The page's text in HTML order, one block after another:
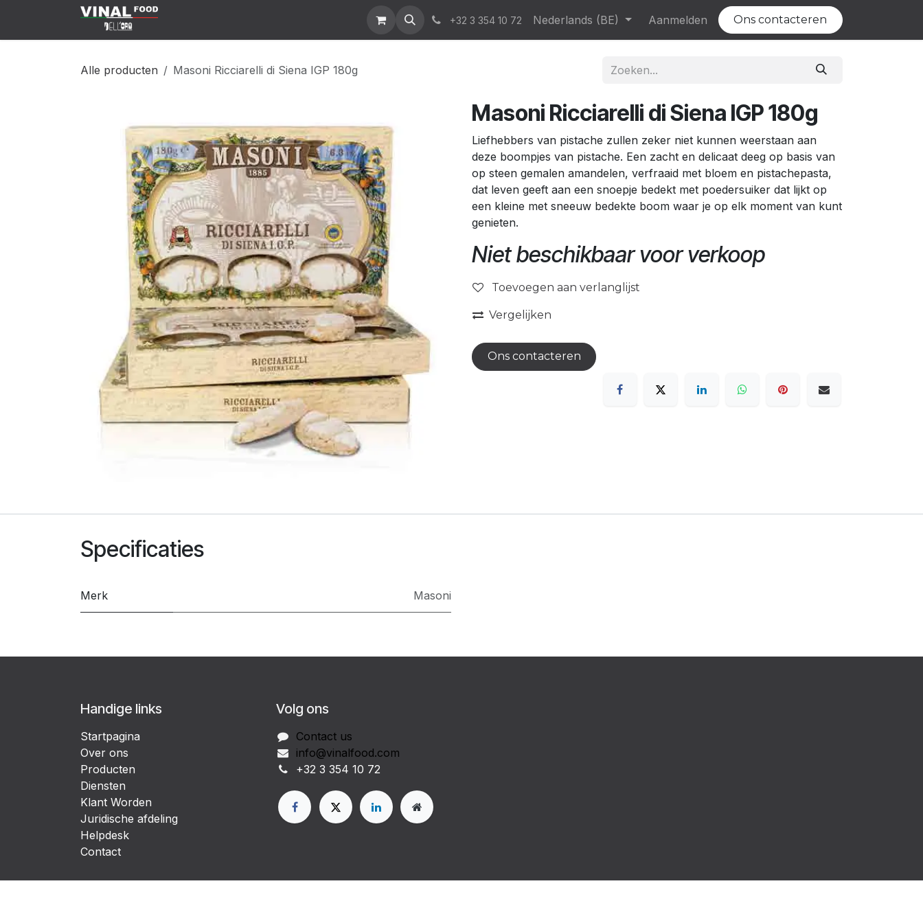
Overslaan naar inhoud
News & Events Who We Are Contact Help Evenementen Vacatures
+32 3 354 10 72 Nederlands (BE) Aanmelden Ons contacteren
Alle producten Masoni Ricciarelli di Siena IGP 180g
Masoni Ricciarelli di Siena IGP 180g
Liefhebbers van pistache zullen zeker niet kunnen weerstaan aan
deze boompjes van pistache. Een zacht en delicaat deeg op basis van
op steen gemalen amandelen, verfraaid met bloem en pistachepasta,
dat leven geeft aan een snoepje bedekt met poedersuiker dat lijkt op
een kleine met sneeuw bedekte boom waar je op elk moment van kunt
genieten.
Niet beschikbaar voor verkoop
Toevoegen aan verlanglijst
Vergelijken
Ons contacteren
Specificaties
Merk Masoni
Handige links
Startpagina
Over ons
Producten
Diensten
Klant Worden
Juridische afdeling
Helpdesk
Contact
Volg ons
Contact us
info@vinalfood.com
+32 3 354 10 72